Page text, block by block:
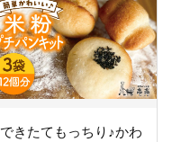
できたてもっちり♪かわ